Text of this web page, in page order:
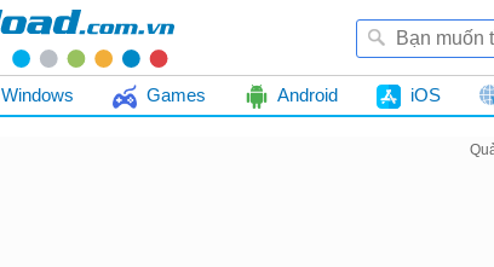
Windows Games Android iOS